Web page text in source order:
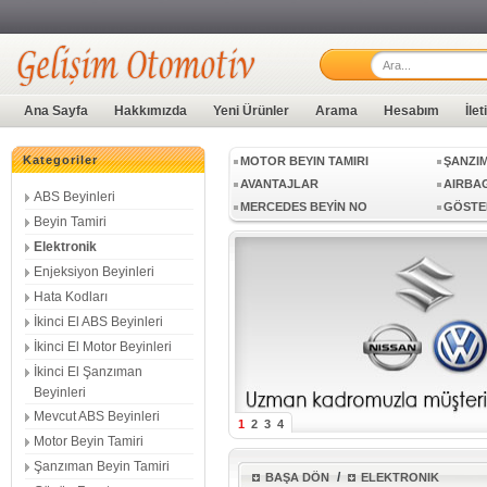
Ana Sayfa Hakkımızda Yeni Ürünler Arama Hesabım
Kategoriler
ABS Beyinleri
Beyin Tamiri
Elektronik
Enjeksiyon Beyinleri
Hata Kodları
İkinci El ABS Beyinleri
İkinci El Motor Beyinleri
İkinci El Şanzıman
Beyinleri
Mevcut ABS Beyinleri
Motor Beyin Tamiri
Şanzıman Beyin Tamiri
ENJEKSIYON BEYINLERI
HATA
MOTOR BEYIN TAMIRI
AVANTAJLAR
MERCEDES BEYİN NO
SIFIR BEYİN
SİMOS
EDC16CP
EDC17CP04
EDC17CP44
EDC17C64
1 2 3 4
BAŞA DÖN / ELEKTRONIK